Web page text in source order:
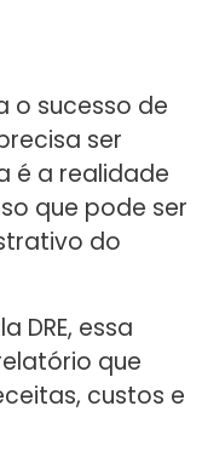
o sucesso de
ser
é a realidade
que pode ser
do
DRE, essa
que
custos e